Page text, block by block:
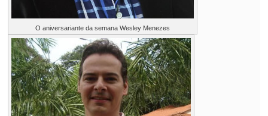
O aniversariante da semana Wesley Menezes